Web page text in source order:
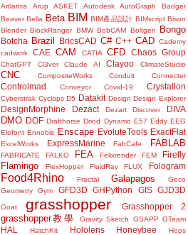
Artlantis Arup ASKET Autodesk AutoGraph
Badger
Beaver Bella Beta BIM BIM產品設計 BIMscript Bison
Blender BlockRanger BMW BobCAM Boltgen Bongo
Botcha Brazil BricsCAD C# C++ CAD Cademy
cadwork
CAE CAM CATIA CFD Chaos Group
ChatGPT Cl3ver Claude AI Clayoo ClimateStudio
CNC CompositeWorks Conduit Connecter
Controlmad Conveyor Covid-19 Crystallon
Cyberstrak Cyclops D5 Datakit Design Design Explorer
DesignMorphine Dezact Dezart Discover DIVA
DMO DOF Drafthorse Driod Dynamo E57 Eddy EEG
Elefont Ennoble Enscape EvoluteTools ExactFlat
ExcelWorks ExpressMarine FabCafe FABLAB
FABRICATE FALKO FEA Felixrender FEM Firefly
Flamingo FlexHopper FluidRay FLUX Fologram
Food4Rhino Fractal Galapagos
Geco
Geometry Gym
GFD3D GHPython GIS GJD3D
Goat grasshopper Grasshopper 2
grasshopper教學 Gravity Sketch GSAPP GTeam
HAL HatchKit Hololens Honeybee
Hops